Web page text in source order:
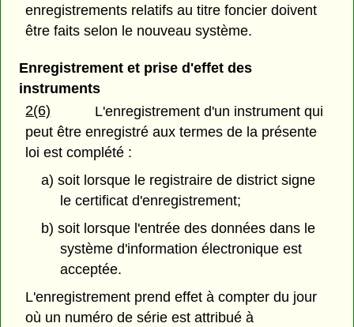
enregistrements relatifs au titre foncier doivent
être faits selon le nouveau système.
Enregistrement et prise d'effet des
instruments
2(6)
L'enregistrement d'un instrument qui
peut être enregistré aux termes de la présente
loi est complété :
a) soit lorsque le registraire de district signe
le certificat d'enregistrement;
b) soit lorsque l'entrée des données dans le
système d'information électronique est
acceptée.
L'enregistrement prend effet à compter du jour
où un numéro de série est attribué à